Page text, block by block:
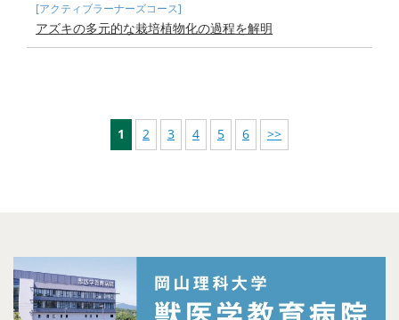
[アクティブラーナーズコース]
アズキの多元的な栽培植物化の過程を解明
1 2 3 4 5 6 >>